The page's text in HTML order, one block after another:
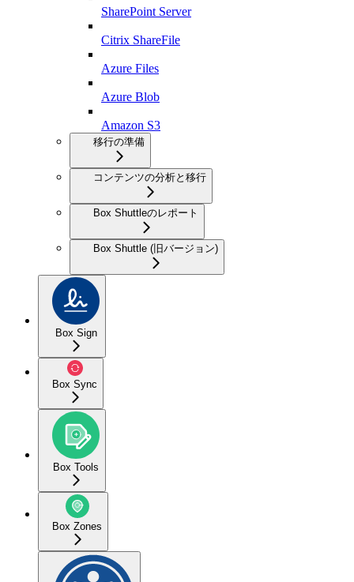
SharePoint Server
Citrix ShareFile
Azure Files
Azure Blob
Amazon S3
移行の準備
コンテンツの分析と移行
Box Shuttleのレポート
Box Shuttle (旧バージョン)
Box Sign
Box Sync
Box Tools
Box Zones